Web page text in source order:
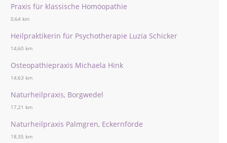
Praxis für klassische Homöopathie
0,64 km
Heilpraktikerin für Psychotherapie Luzia Schicker
14,60 km
Osteopathiepraxis Michaela Hink
14,63 km
Naturheilpraxis, Borgwedel
17,21 km
Naturheilpraxis Palmgren, Eckernförde
18,35 km